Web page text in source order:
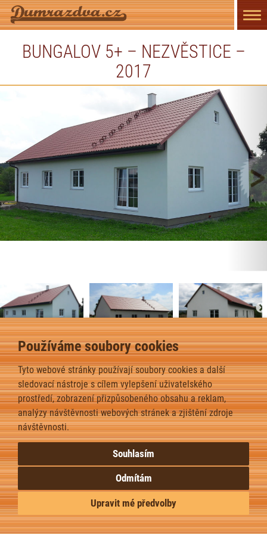
Používáme soubory cookies
Tyto webové stránky používají soubory cookies a další
sledovací nástroje s cílem vylepšení uživatelského
prostředí, zobrazení přizpůsobeného obsahu a reklam,
analýzy návštěvnosti webových stránek a zjištění zdroje
návštěvnosti.
Souhlasím
Odmítám
Upravit mé předvolby
BUNGALOV 5+ – NEZVĚSTICE –
2017
Bungalov 5+ – Nezvěstice – 2017
Dispozice domu je 5+kk na zastavěné ploše 128,7 m2.
zpět
Upravit nastavení cookies